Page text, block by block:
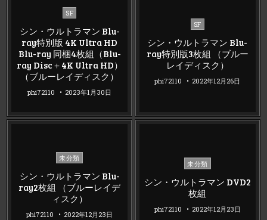
Posted
SF
シン・ウルトラマン Blu-
ray特別版 4K Ultra HD
Blu-ray 同梱4枚組（Blu-
ray Disc＋4K Ultra HD）
（ブルーレイディスク）
phi72110 2023年1月30日
Posted
SF
シン・ウルトラマン Blu-
ray特別版3枚組 （ブルー
レイディスク）
phi72110 2022年12月26日
Posted
未分類
シン・ウルトラマン Blu-
ray2枚組 （ブルーレイデ
ィスク）
phi72110 2022年12月23日
Posted
未分類
シン・ウルトラマン DVD2
枚組
phi72110 2022年12月23日